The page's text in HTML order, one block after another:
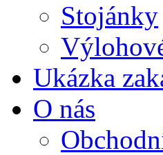
Stojánky
Ukázka
O nás